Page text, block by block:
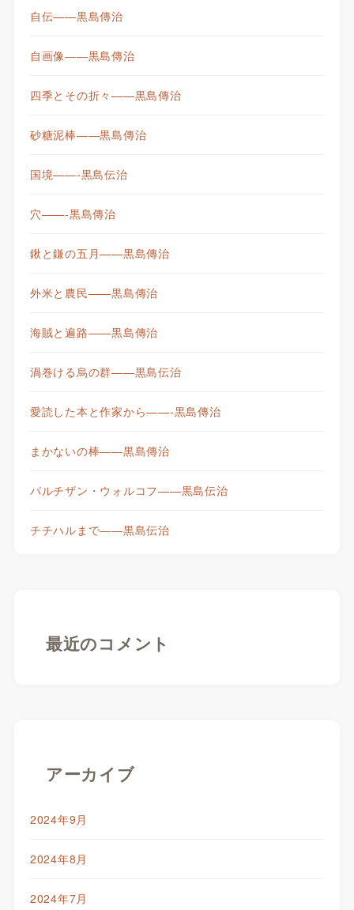
自伝——黒島傳治
自画像——黒島傳治
四季とその折々——黒島傳治
砂糖泥棒——黒島傳治
国境——-黒島伝治
穴——-黒島傳治
鍬と鎌の五月——黒島傳治
外米と農民——黒島傳治
海賊と遍路——黒島傳治
渦巻ける烏の群——黒島伝治
愛読した本と作家から——-黒島傳治
まかないの棒——黒島傳治
パルチザン・ウォルコフ——黒島伝治
チチハルまで——黒島伝治
最近のコメント
アーカイブ
2024年9月
2024年8月
2024年7月